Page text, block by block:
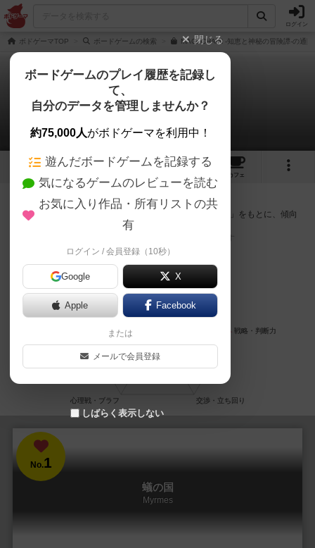
ログイン
ボドゲーマTOP ボードゲームの検索 MAGI CHAIN -知恵と神秘の冒険譚-の通
マギチェイン
次のおすすめボードゲーム
6 4
カフェ
『マギチェイン』が好きな方へのおすすめ
このゲームのトップページで投票された「プレイ感の評価」をもとに、傾向
が近いボードゲームをランキング形式で紹介します。
No.1
蟻の国
Myrmes
閉じる
ボードゲームのプレイ履歴を記録し
て、
自分のデータを管理しませんか？
約75,000人がボドゲーマを利用中！
遊んだボードゲームを記録する
気になるゲームのレビューを読む
お気に入り作品・所有リストの共
有
ログイン / 会員登録（10秒）
Google X
Apple Facebook
または
メールで会員登録
しばらく表示しない